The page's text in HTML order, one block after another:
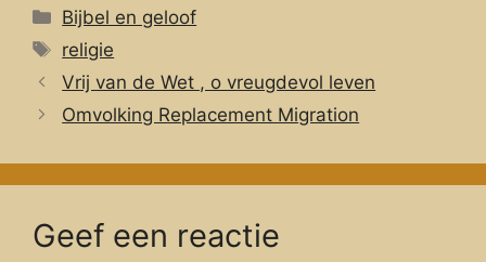
Categorieën
Bijbel en geloof
Tags
religie
Vrij van de Wet , o vreugdevol leven
Omvolking Replacement Migration
Geef een reactie